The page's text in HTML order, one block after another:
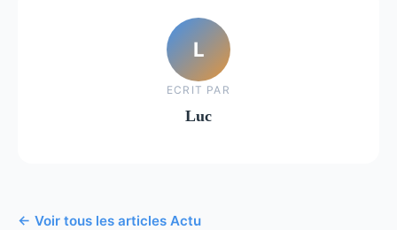
L
ECRIT PAR
Luc
← Voir tous les articles Actu